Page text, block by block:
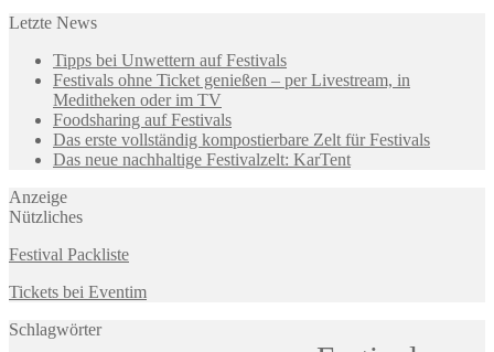
Letzte News
Tipps bei Unwettern auf Festivals
Festivals ohne Ticket genießen – per Livestream, in
Meditheken oder im TV
Foodsharing auf Festivals
Das erste vollständig kompostierbare Zelt für Festivals
Das neue nachhaltige Festivalzelt: KarTent
Anzeige
Nützliches
Festival Packliste
Tickets bei Eventim
Schlagwörter